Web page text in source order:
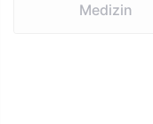
Medizin